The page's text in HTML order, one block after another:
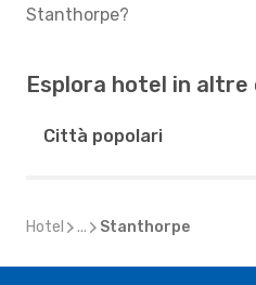
Stanthorpe?
Esplora hotel in altre
Città popolari
Hotel ... Stanthorpe